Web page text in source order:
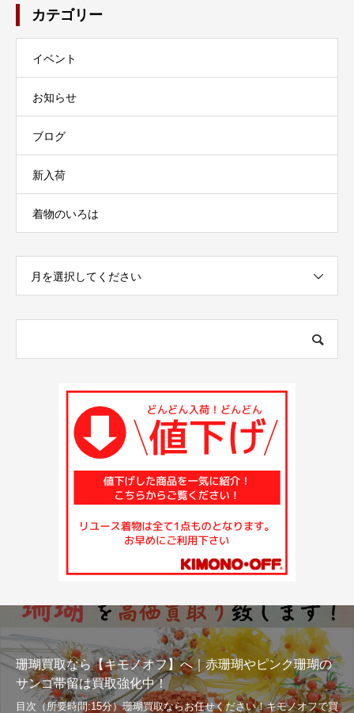
カテゴリー
イベント
お知らせ
ブログ
新入荷
着物のいろは
月を選択してください
珊瑚買取なら【キモノオフ】へ｜赤珊瑚やピンク珊瑚の
サンゴ帯留は買取強化中！